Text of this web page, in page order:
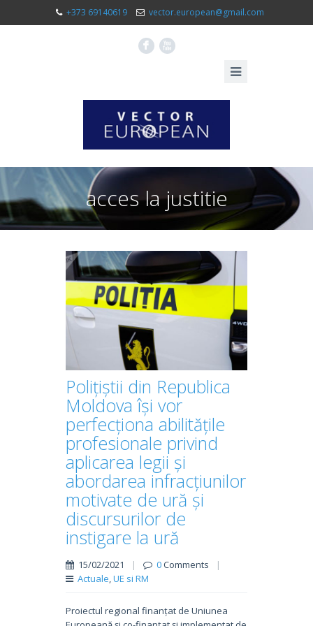
+373 69140619 vector.european@gmail.com
F X
acces la justitie
Polițiștii din Republica
Moldova își vor
perfecționa abilitățile
profesionale privind
aplicarea legii și
abordarea infracțiunilor
motivate de ură și
discursurilor de
instigare la ură
15/02/2021 | 0Comments
|
Actuale,UE si RM
Proiectul regional finanțat de Uniunea